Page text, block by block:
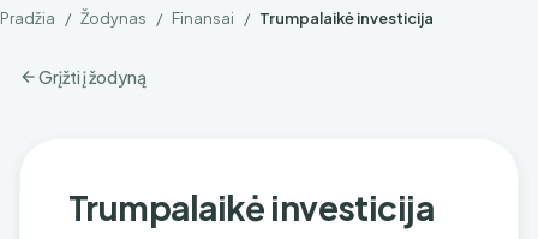
Pradžia / Žodynas / Finansai / Trumpalaikė investicija
Grįžti į žodyną
Trumpalaikė investicija